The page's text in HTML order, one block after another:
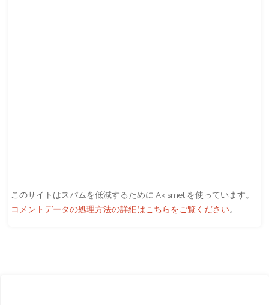
このサイトはスパムを低減するために Akismet を使っています。
コメントデータの処理方法の詳細はこちらをご覧ください。